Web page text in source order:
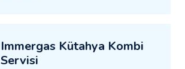
Immergas Kütahya Kombi
Servisi